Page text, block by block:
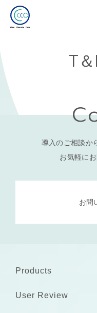
T
導入のご相談か
お気軽に
お問
Products
User Review